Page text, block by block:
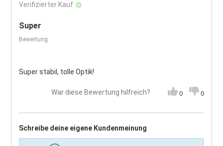
Verifizierter Kauf
Super
Bewertung
Super stabil, tolle Optik!
War diese Bewertung hilfreich? 0 0
Schreibe deine eigene Kundenmeinung